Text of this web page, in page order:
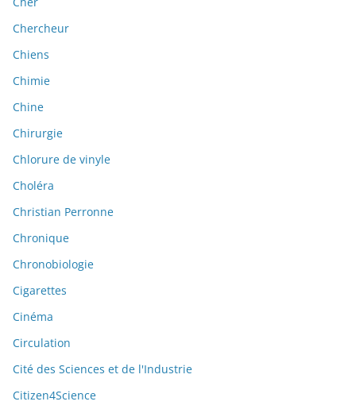
Chercheur
Chiens
Chimie
Chine
Chirurgie
Chlorure de vinyle
Choléra
Christian Perronne
Chronique
Chronobiologie
Cigarettes
Cinéma
Circulation
Cité des Sciences et de l'Industrie
Citizen4Science